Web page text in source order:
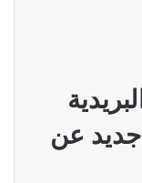
جديد عن